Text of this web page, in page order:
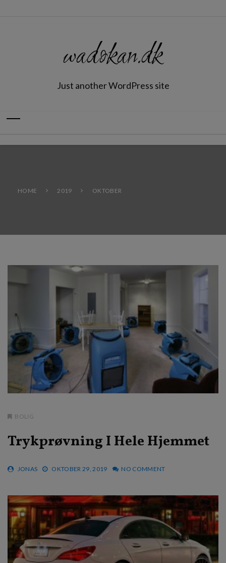
wadokan.dk
Just another WordPress site
HOME 2019 OKTOBER
BOLIG
Trykprøvning I Hele Hjemmet
JONAS OKTOBER 29, 2019 NO COMMENT